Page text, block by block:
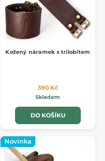
Kožený náramek s trilobitem
390 Kč
Skladem
DO KOŠÍKU
Novinka